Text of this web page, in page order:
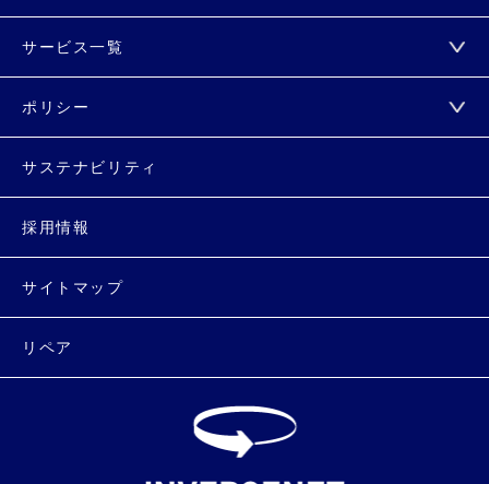
サービス一覧
ポリシー
サステナビリティ
採用情報
サイトマップ
リペア